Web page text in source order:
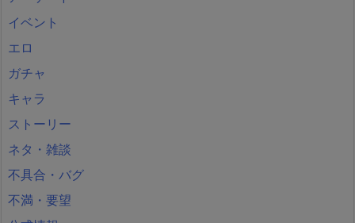
イベント
エロ
ガチャ
キャラ
ストーリー
ネタ・雑談
不具合・バグ
不満・要望